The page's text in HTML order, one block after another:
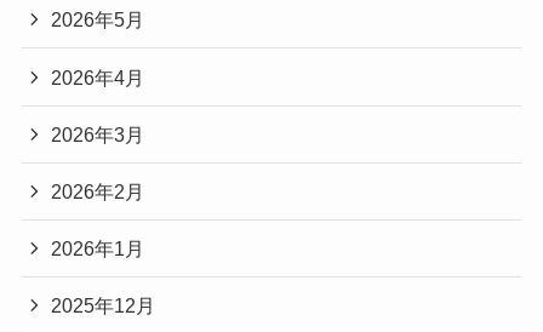
2026年5月
2026年4月
2026年3月
2026年2月
2026年1月
2025年12月